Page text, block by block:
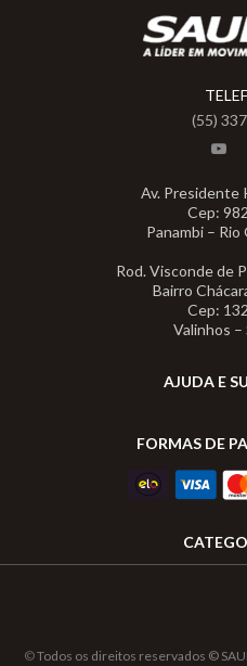
(55)
Av. Presidente
Cep:
Panambi – Rio
Rod. Visconde de
Bairro
Cep:
Valinhos –
AJUDA E
FORMAS DE
©Todos os direitos reservados ©